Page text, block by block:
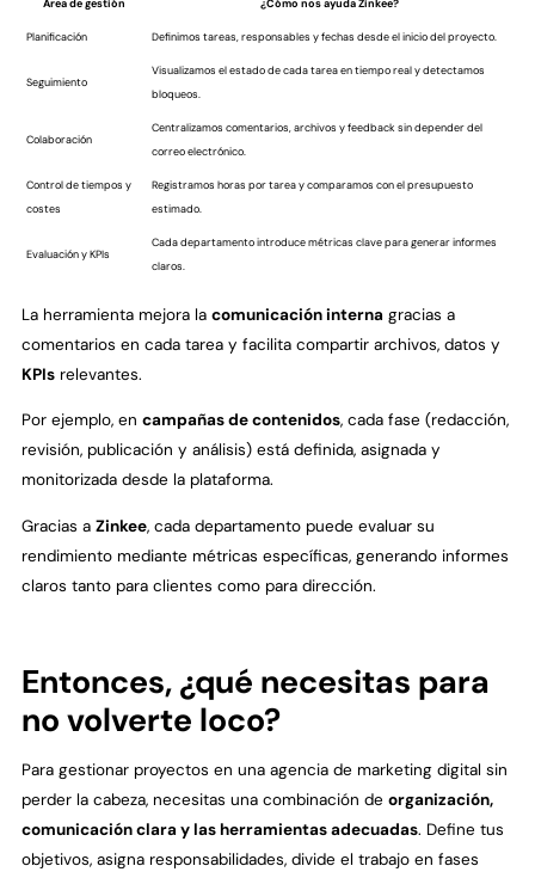
Área de gestión ¿Cómo nos ayuda Zinkee?
Planificación Definimos tareas, responsables y fechas desde el inicio del proyecto.
Seguimiento
Visualizamos el estado de cada tarea en tiempo real y detectamos
bloqueos.
Colaboración
Centralizamos comentarios, archivos y feedback sin depender del
correo electrónico.
Control de tiempos y
costes
Registramos horas por tarea y comparamos con el presupuesto
estimado.
Evaluación y KPIs
Cada departamento introduce métricas clave para generar informes
claros.
La herramienta mejora la comunicación interna gracias a
comentarios en cada tarea y facilita compartir archivos, datos y
KPIs relevantes.
Por ejemplo, en campañas de contenidos, cada fase (redacción,
revisión, publicación y análisis) está definida, asignada y
monitorizada desde la plataforma.
Gracias a Zinkee, cada departamento puede evaluar su
rendimiento mediante métricas específicas, generando informes
claros tanto para clientes como para dirección.
Entonces, ¿qué necesitas para
no volverte loco?
Para gestionar proyectos en una agencia de marketing digital sin
perder la cabeza, necesitas una combinación de organización,
comunicación clara y las herramientas adecuadas. Define tus
objetivos, asigna responsabilidades, divide el trabajo en fases